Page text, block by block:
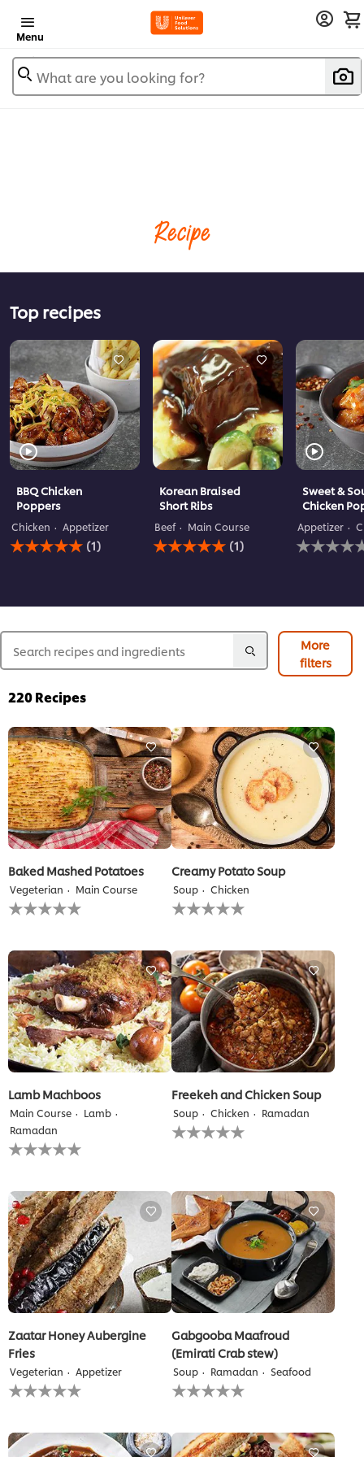
Menu
What are you looking for?
Recipe
Top recipes
BBQ Chicken
Poppers
Chicken Appetizer
متوسط
التقييم
1
تقييمات.
(1)
Korean Braised
Short Ribs
Beef Main Course
متوسط
التقييم
1
تقييمات.
(1)
Sweet &
Chicken
Appetizer
لم
يتم
More
filters
220Recipes
Baked Mashed Potatoes
Vegeterian Main Course
لم
يتم
تقييمات
لهذا
Creamy Potato Soup
Soup Chicken
لم
يتم
تقييمات
لهذا
Lamb Machboos
Main Course
Lamb
Ramadan
لم
يتم
تقييمات
لهذا
Freekeh and Chicken Soup
Soup Chicken Ramadan
لم
يتم
لهذا
Zaatar Honey Aubergine
Fries
Vegeterian Appetizer
لم
يتم
تقييمات
Gabgooba Maafroud
(Emirati Crab stew)
Soup Ramadan Seafood
لم
يتم
تقييمات